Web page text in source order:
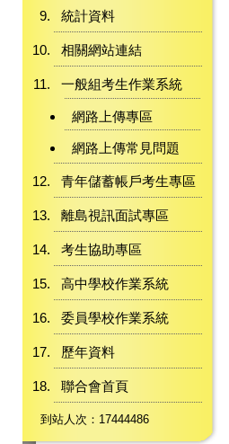
統計資料
相關網站連結
一般組考生作業系統
網路上傳專區
網路上傳常見問題
青年儲蓄帳戶考生專區
離島視訊面試專區
考生協助專區
高中學校作業系統
委員學校作業系統
歷年資料
聯合會首頁
到站人次：17444486